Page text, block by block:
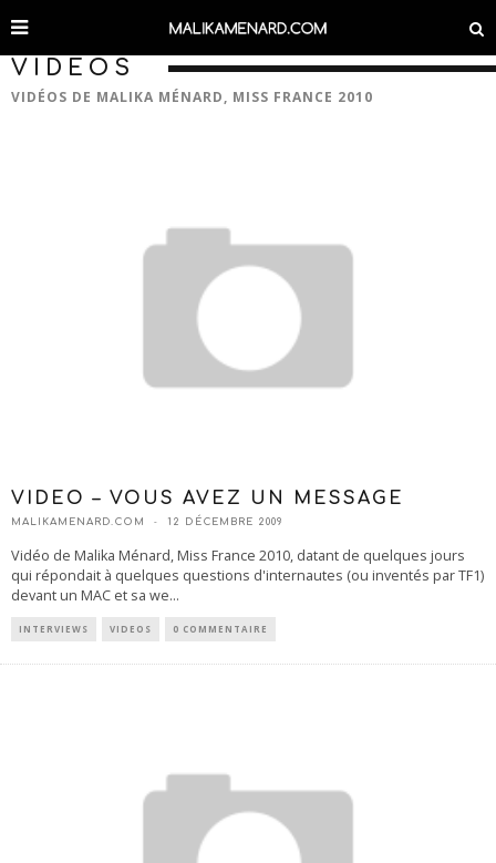
VIDEOS
VIDÉOS DE MALIKA MÉNARD, MISS FRANCE 2010
VIDEO – VOUS AVEZ UN MESSAGE
MALIKAMENARD.COM 12 DÉCEMBRE 2009
Vidéo de Malika Ménard, Miss France 2010, datant de quelques jours
qui répondait à quelques questions d'internautes (ou inventés par TF1)
devant un MAC et sa we...
INTERVIEWS VIDEOS 0 COMMENTAIRE